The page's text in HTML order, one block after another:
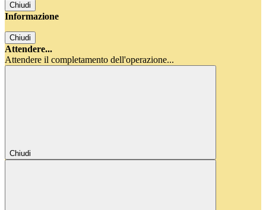
Chiudi
Informazione
Chiudi
Attendere...
Attendere il completamento dell'operazione...
Chiudi